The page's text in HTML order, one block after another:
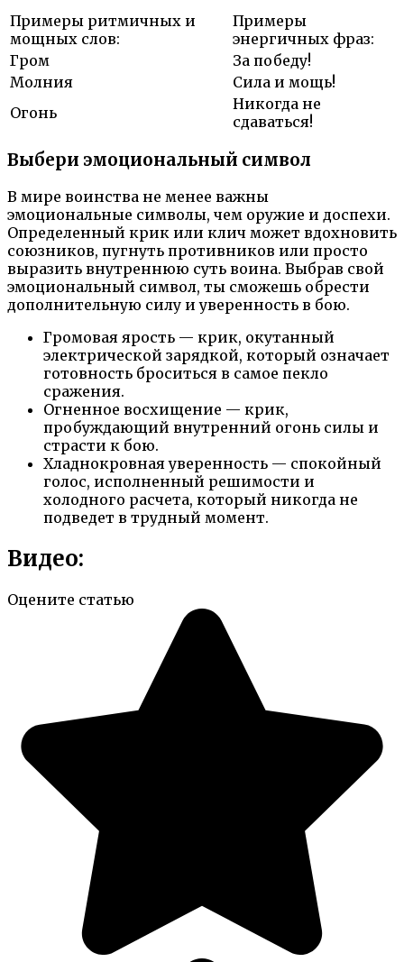
Примеры ритмичных и
мощных слов:
Примеры
энергичных фраз:
Гром
За победу!
Молния
Сила и мощь!
Огонь
Никогда не
сдаваться!
Выбери эмоциональный символ
В мире воинства не менее важны
эмоциональные символы, чем оружие и доспехи.
Определенный крик или клич может вдохновить
союзников, пугнуть противников или просто
выразить внутреннюю суть воина. Выбрав свой
эмоциональный символ, ты сможешь обрести
дополнительную силу и уверенность в бою.
Громовая ярость — крик, окутанный
электрической зарядкой, который означает
готовность броситься в самое пекло
сражения.
Огненное восхищение — крик,
пробуждающий внутренний огонь силы и
страсти к бою.
Хладнокровная уверенность — спокойный
голос, исполненный решимости и
холодного расчета, который никогда не
подведет в трудный момент.
Видео:
Оцените статью